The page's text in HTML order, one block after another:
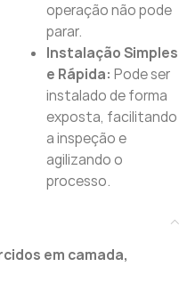
operação não pode
parar.
Instalação Simples
e Rápida: Pode ser
instalado de forma
exposta, facilitando
a inspeção e
agilizando o
processo.
em camada,